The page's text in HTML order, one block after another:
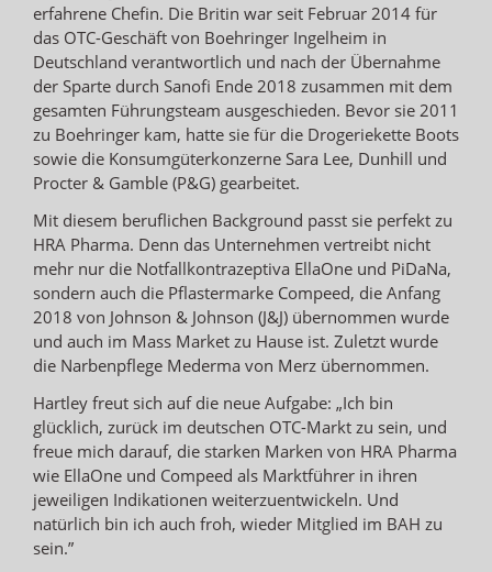
erfahrene Chefin. Die Britin war seit Februar 2014 für
das OTC-Geschäft von Boehringer Ingelheim in
Deutschland verantwortlich und nach der Übernahme
der Sparte durch Sanofi Ende 2018 zusammen mit dem
gesamten Führungsteam ausgeschieden. Bevor sie 2011
zu Boehringer kam, hatte sie für die Drogeriekette Boots
sowie die Konsumgüterkonzerne Sara Lee, Dunhill und
Procter & Gamble (P&G) gearbeitet.
Mit diesem beruflichen Background passt sie perfekt zu
HRA Pharma. Denn das Unternehmen vertreibt nicht
mehr nur die Notfallkontrazeptiva EllaOne und PiDaNa,
sondern auch die Pflastermarke Compeed, die Anfang
2018 von Johnson & Johnson (J&J) übernommen wurde
und auch im Mass Market zu Hause ist. Zuletzt wurde
die Narbenpflege Mederma von Merz übernommen.
Hartley freut sich auf die neue Aufgabe: „Ich bin
glücklich, zurück im deutschen OTC-Markt zu sein, und
freue mich darauf, die starken Marken von HRA Pharma
wie EllaOne und Compeed als Marktführer in ihren
jeweiligen Indikationen weiterzuentwickeln. Und
natürlich bin ich auch froh, wieder Mitglied im BAH zu
sein.”